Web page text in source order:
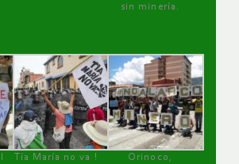
sin minería.
Tía María no va !
Orinoco,